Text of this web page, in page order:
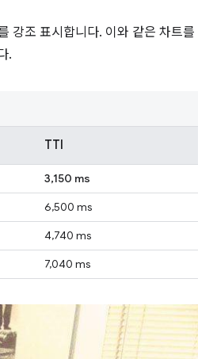
강조 표시합니다. 이와 같은 차트를
.
TTI
3,150 ms
6,500 ms
4,740 ms
7,040 ms